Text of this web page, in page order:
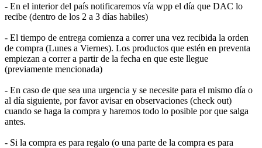
- En el interior del país notificaremos vía wpp el día que DAC lo
recibe (dentro de los 2 a 3 días habiles)
- El tiempo de entrega comienza a correr una vez recibida la orden
de compra (Lunes a Viernes). Los productos que estén en preventa
empiezan a correr a partir de la fecha en que este llegue
(previamente mencionada)
- En caso de que sea una urgencia y se necesite para el mismo día o
al día siguiente, por favor avisar en observaciones (check out)
cuando se haga la compra y haremos todo lo posible por que salga
antes.
- Si la compra es para regalo (o una parte de la compra es para